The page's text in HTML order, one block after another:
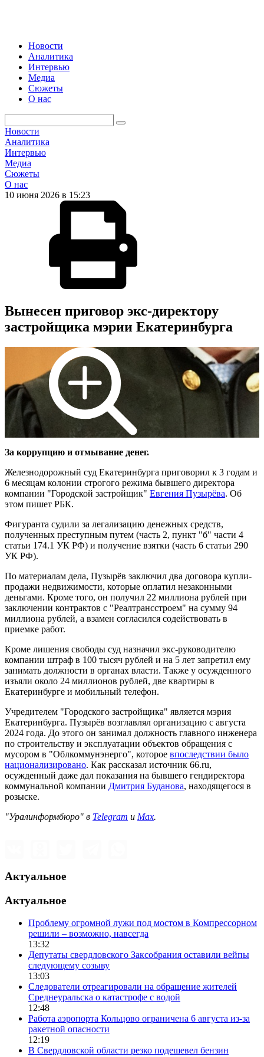
Новости
Аналитика
Интервью
Медиа
Сюжеты
О нас
Новости
Аналитика
Интервью
Медиа
Сюжеты
О нас
10 июня 2026 в 15:23
Вынесен приговор экс-директору
застройщика мэрии Екатеринбурга
За коррупцию и отмывание денег.
Железнодорожный суд Екатеринбурга приговорил к 3 годам и
6 месяцам колонии строгого режима бывшего директора
компании "Городской застройщик" Евгения Пузырёва. Об
этом пишет РБК.
Фигуранта судили за легализацию денежных средств,
полученных преступным путем (часть 2, пункт "б" части 4
статьи 174.1 УК РФ) и получение взятки (часть 6 статьи 290
УК РФ).
По материалам дела, Пузырёв заключил два договора купли-
продажи недвижимости, которые оплатил незаконными
деньгами. Кроме того, он получил 22 миллиона рублей при
заключении контрактов с "Реалтрансстроем" на сумму 94
миллиона рублей, а взамен согласился содействовать в
приемке работ.
Кроме лишения свободы суд назначил экс-руководителю
компании штраф в 100 тысяч рублей и на 5 лет запретил ему
занимать должности в органах власти. Также у осужденного
изъяли около 24 миллионов рублей, две квартиры в
Екатеринбурге и мобильный телефон.
Учредителем "Городского застройщика" является мэрия
Екатеринбурга. Пузырёв возглавлял организацию с августа
2024 года. До этого он занимал должность главного инженера
по строительству и эксплуатации объектов обращения с
мусором в "Облкоммунэнерго", которое впоследствии было
национализировано. Как рассказал источник 66.ru,
осужденный даже дал показания на бывшего гендиректора
коммунальной компании Дмитрия Буданова, находящегося в
розыске.
"Уралинформбюро" в Telegram и Max.
Актуальное
Актуальное
Проблему огромной лужи под мостом в Компрессорном
решили – возможно, навсегда
13:32
Депутаты свердловского Заксобрания оставили вейпы
следующему созыву
13:03
Следователи отреагировали на обращение жителей
Среднеуральска о катастрофе с водой
12:48
Работа аэропорта Кольцово ограничена 6 августа из-за
ракетной опасности
12:19
В Свердловской области резко подешевел бензин